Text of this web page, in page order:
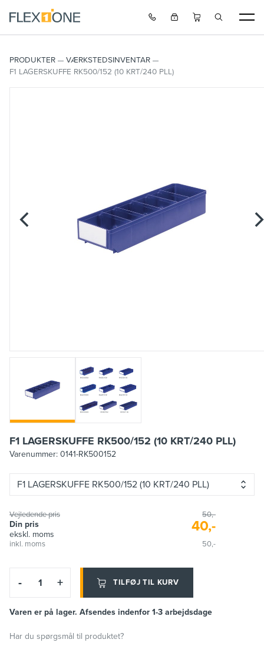
PRODUKTER
VÆRKSTEDSINVENTAR
F1 LAGERSKUFFE RK500/152 (10 KRT/240 PLL)
F1 LAGERSKUFFE RK500/152 (10 KRT/240 PLL)
Varenummer: 0141-RK500152
F1 LAGERSKUFFE RK500/152 (10 KRT/240 PLL)
Vejledende pris 50,-
Din pris
ekskl. moms
40,-
inkl. moms 50,-
- + TILFØJ TIL KURV
Varen er på lager. Afsendes indenfor 1-3 arbejdsdage
Har du spørgsmål til produktet?